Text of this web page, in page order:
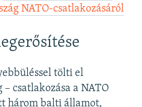
NATO-csatlakozásáról
tölti el
– csatlakozása a NATO
három balti államot,